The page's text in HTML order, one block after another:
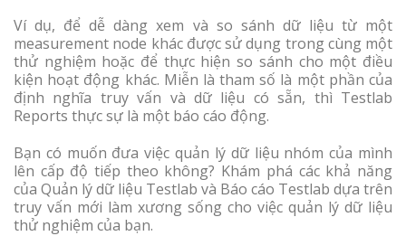
Ví dụ, để dễ dàng xem và so sánh dữ liệu từ một
measurement node khác được sử dụng trong cùng một
thử nghiệm hoặc để thực hiện so sánh cho một điều
kiện hoạt động khác. Miễn là tham số là một phần của
định nghĩa truy vấn và dữ liệu có sẵn, thì Testlab
Reports thực sự là một báo cáo động.
Bạn có muốn đưa việc quản lý dữ liệu nhóm của mình
lên cấp độ tiếp theo không? Khám phá các khả năng
của Quản lý dữ liệu Testlab và Báo cáo Testlab dựa trên
truy vấn mới làm xương sống cho việc quản lý dữ liệu
thử nghiệm của bạn.